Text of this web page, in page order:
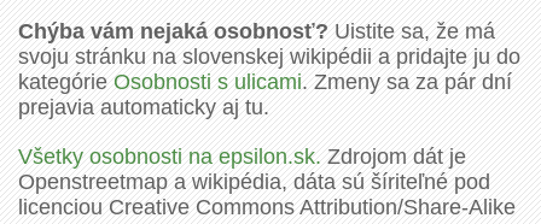
Chýba vám nejaká osobnosť?Uistite sa, že má
svoju stránku na slovenskej wikipédii a pridajte ju do
kategórieOsobnosti s ulicami. Zmeny sa za pár dní
prejavia automaticky aj tu.
Všetky osobnosti na epsilon.sk.Zdrojom dát je
Openstreetmap a wikipédia, dáta sú šíriteľné pod
licenciou Creative Commons Attribution/Share-Alike